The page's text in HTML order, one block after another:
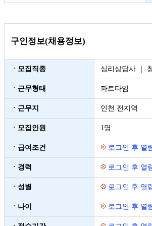
구인정보(채용정보)
ㆍ모집직종 심리상담사 ｜
ㆍ근무형태 파트타임
ㆍ근무지 인천 전지역
ㆍ모집인원 1명
ㆍ급여조건 로그인 후 열
ㆍ경력 로그인 후 열
ㆍ성별 로그인 후 열
ㆍ나이 로그인 후 열